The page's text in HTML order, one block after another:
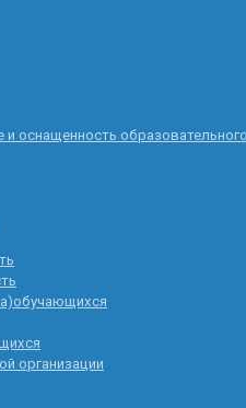
и оснащенность
организации